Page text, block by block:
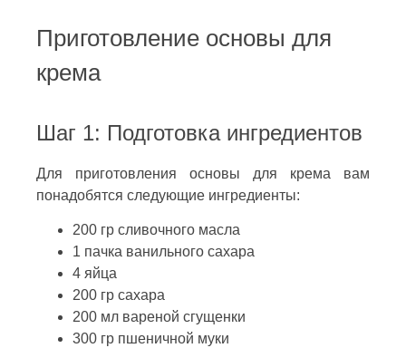
Приготовление основы для
крема
Шаг 1: Подготовка ингредиентов
Для приготовления основы для крема вам
понадобятся следующие ингредиенты:
200 гр сливочного масла
1 пачка ванильного сахара
4 яйца
200 гр сахара
200 мл вареной сгущенки
300 гр пшеничной муки